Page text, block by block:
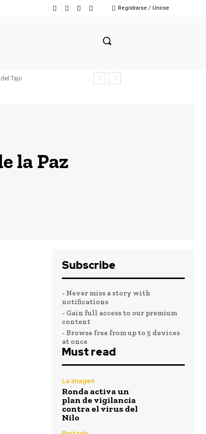
Registrarse / Unirse
Tajo
la Paz
Subscribe
- Never miss a story with
notifications
- Gain full access to our premium
content
- Browse free from up to 5 devices
at once
Must read
La imagen
Ronda activa un
plan de vigilancia
contra el virus del
Nilo